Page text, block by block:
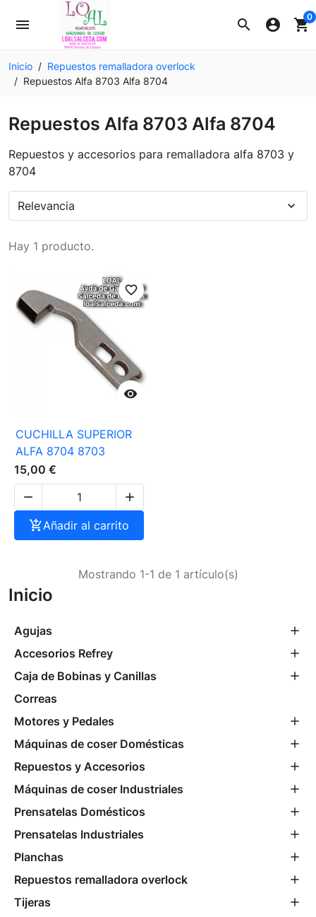
search
menu account_circle shopping_cart0
Inicio
Repuestos remalladora overlock
Repuestos Alfa 8703 Alfa 8704
Inicio
Agujas
Accesorios Refrey
Caja de Bobinas y Canillas
Correas
Motores y Pedales
Máquinas de coser Domésticas
Repuestos y Accesorios
Máquinas de coser Industriales
Prensatelas Domésticos
Prensatelas Industriales
Planchas
Repuestos remalladora overlock
Tijeras
Repuestos Alfa 8703 Alfa 8704
Repuestos y accesorios para remalladora alfa 8703 y
8704
Hay 1 producto.
Relevancia expand_more

favorite_border
CUCHILLA SUPERIOR
ALFA 8704 8703
15,00 €


Añadir al carrito
Mostrando 1-1 de 1 artículo(s)